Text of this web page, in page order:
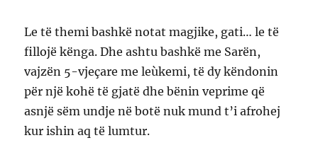
Le të themi bashkë notat magjike, gati… le të
fillojë kënga. Dhe ashtu bashkë me Sarën,
vajzën 5-vjeçare me leùkemi, të dy këndonin
për një kohë të gjatë dhe bënin veprime që
asnjë sëm undje në botë nuk mund t’i afrohej
kur ishin aq të lumtur.